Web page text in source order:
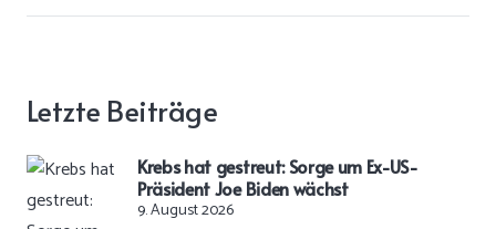
Letzte Beiträge
Krebs hat gestreut: Sorge um Ex-US-
Präsident Joe Biden wächst
9. August 2026